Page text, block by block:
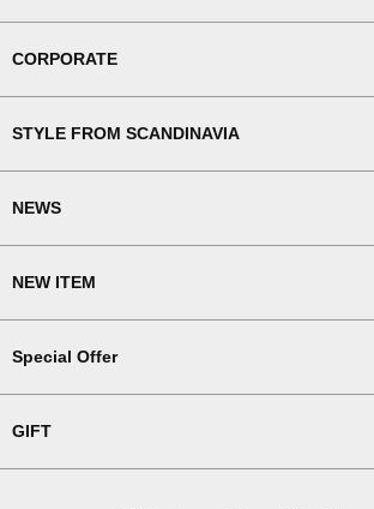
CORPORATE
STYLE FROM SCANDINAVIA
NEWS
NEW ITEM
Special Offer
GIFT